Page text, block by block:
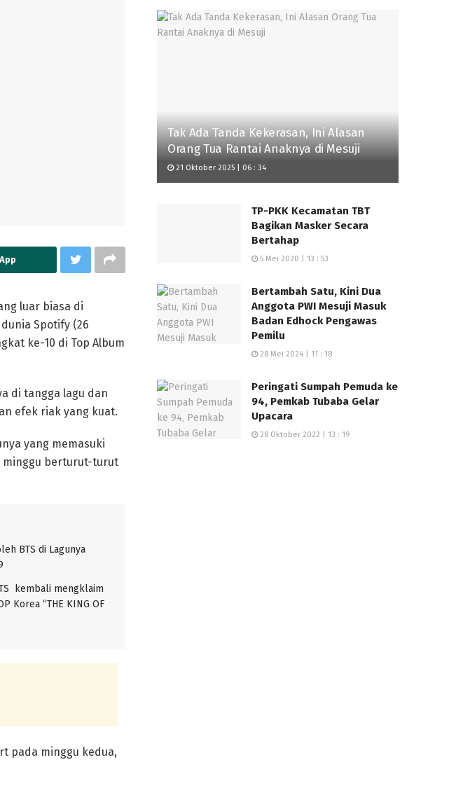
luar biasa di
Spotify (26
ke-10 di Top Album
di tangga lagu dan
efek riak yang kuat.
yang memasuki
minggu berturut-turut
BTS di Lagunya
kembali mengklaim
Korea “THE KING OF
pada minggu kedua,
Tak Ada Tanda Kekerasan, Ini Alasan
Orang Tua Rantai Anaknya di Mesuji
21 Oktober 2025 | 06 : 34
TP-PKK Kecamatan TBT
Bagikan Masker Secara
Bertahap
5 Mei 2020 | 13 : 53
Bertambah Satu, Kini Dua
Anggota PWI Mesuji Masuk
Badan Edhock Pengawas
Pemilu
28 Mei 2024 | 11 : 18
Peringati Sumpah Pemuda ke
94, Pemkab Tubaba Gelar
Upacara
28 Oktober 2022 | 13 : 19